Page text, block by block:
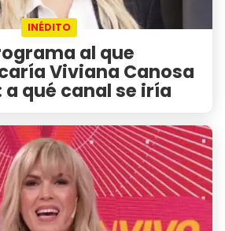
INÉDITO
al que
Viviana Canosa
a qué canal se iría